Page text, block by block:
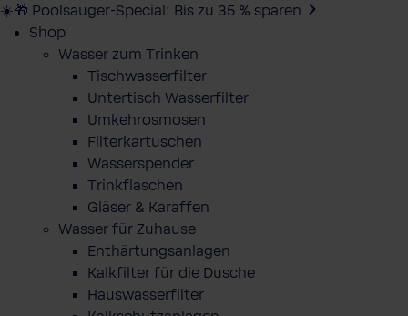
☀️🎁 Poolsauger-Special: Bis zu 35 % sparen
Shop
Wasser zum Trinken
Tischwasserfilter
Untertisch Wasserfilter
Umkehrosmosen
Filterkartuschen
Wasserspender
Trinkflaschen
Gläser & Karaffen
Wasser für Zuhause
Enthärtungsanlagen
Kalkfilter für die Dusche
Hauswasserfilter